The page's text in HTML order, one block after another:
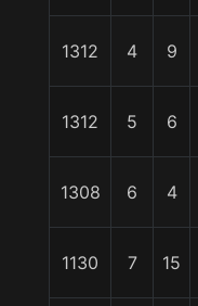
1312 4 9
1312 5 6
1308 6 4
1130 7 15